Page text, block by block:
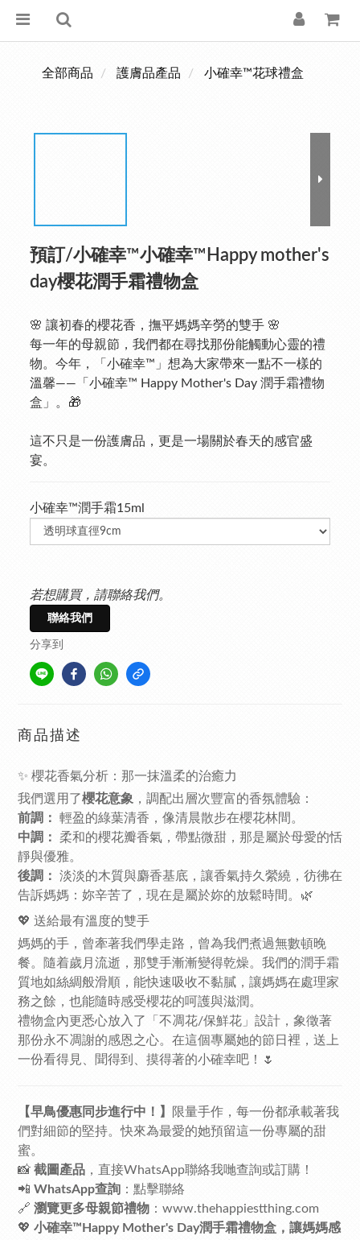
全部商品 護膚品產品 小確幸™花球禮盒
預訂/小確幸™小確幸™Happy mother's
day櫻花潤手霜禮物盒
🌸 讓初春的櫻花香，撫平媽媽辛勞的雙手 🌸
每一年的母親節，我們都在尋找那份能觸動心靈的禮
物。今年，「小確幸™」想為大家帶來一點不一樣的
溫馨——「小確幸™ Happy Mother's Day 潤手霜禮物
盒」。🎁
這不只是一份護膚品，更是一場關於春天的感官盛
宴。
小確幸™潤手霜15ml
若想購買，請聯絡我們。
聯絡我們
分享到
商品描述
✨ 櫻花香氣分析：那一抹溫柔的治癒力
我們選用了櫻花意象 ，調配出層次豐富的香氛體驗：
前調：
輕盈的綠葉清香，像清晨散步在櫻花林間。
中調：
柔和的櫻花瓣香氣，帶點微甜，那是屬於母愛的恬
靜與優雅。
後調：
淡淡的木質與麝香基底，讓香氣持久縈繞，彷彿在
告訴媽媽：妳辛苦了，現在是屬於妳的放鬆時間。🌿
💖 送給最有溫度的雙手
媽媽的手，曾牽著我們學走路，曾為我們煮過無數頓晚
餐。隨着歲月流逝，那雙手漸漸變得乾燥。我們的潤手霜
質地如絲綢般滑順，能快速吸收不黏膩，讓媽媽在處理家
務之餘，也能隨時感受櫻花的呵護與滋潤。
禮物盒內更悉心放入了「不凋花/保鮮花」設計，象徵著
那份永不凋謝的感恩之心。在這個專屬她的節日裡，送上
一份看得見、聞得到、摸得著的小確幸吧！🌷
【早鳥優惠同步進行中！】
限量手作，每一份都承載著我
們對細節的堅持。快來為最愛的她預留這一份專屬的甜
蜜。
📸 截圖產品 ，直接WhatsApp聯絡我哋查詢或訂購！
📲 WhatsApp查詢 ：點擊聯絡
🔗 瀏覽更多母親節禮物 ： www.thehappiestthing.com
💖 小確幸™Happy Mother's Day潤手霜禮物盒，讓媽媽感